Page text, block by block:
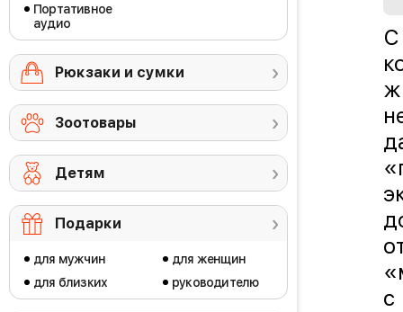
Портативное
аудио
Рюкзаки и сумки
Зоотовары
Детям
Подарки
для мужчин
для близких
для женщин
руководителю
С
с